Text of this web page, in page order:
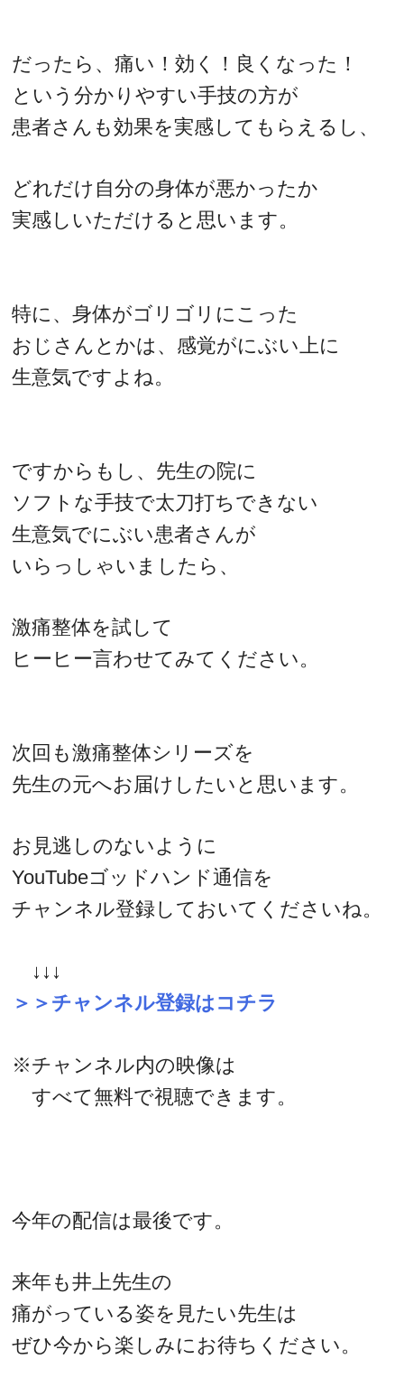
だったら、痛い！効く！良くなった！
という分かりやすい手技の方が
患者さんも効果を実感してもらえるし、
どれだけ自分の身体が悪かったか
実感しいただけると思います。
特に、身体がゴリゴリにこった
おじさんとかは、感覚がにぶい上に
生意気ですよね。
ですからもし、先生の院に
ソフトな手技で太刀打ちできない
生意気でにぶい患者さんが
いらっしゃいましたら、
激痛整体を試して
ヒーヒー言わせてみてください。
次回も激痛整体シリーズを
先生の元へお届けしたいと思います。
お見逃しのないように
YouTubeゴッドハンド通信を
チャンネル登録しておいてくださいね。
↓↓↓
＞＞チャンネル登録はコチラ
※チャンネル内の映像は
すべて無料で視聴できます。
今年の配信は最後です。
来年も井上先生の
痛がっている姿を見たい先生は
ぜひ今から楽しみにお待ちください。